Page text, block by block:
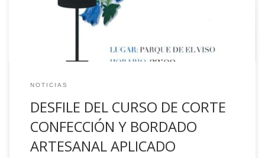
Iprodeco (Diputación de Córdoba). Los asistentes pudieron
ver las diferentes prendas y bordados que se […]
NOTICIAS
DESFILE DEL CURSO DE CORTE
CONFECCIÓN Y BORDADO
ARTESANAL APLICADO